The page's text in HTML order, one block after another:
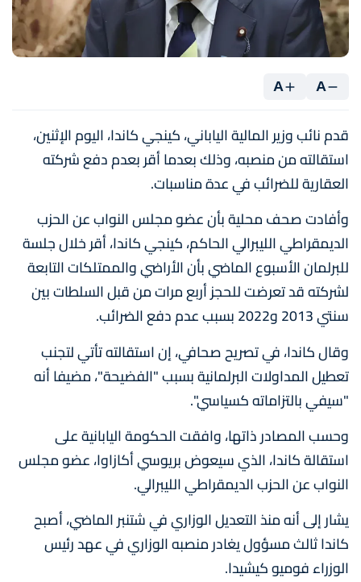
A
A
قدم نائب وزير المالية الياباني، كينجي كاندا، اليوم الإثنين،
استقالته من منصبه، وذلك بعدما أقر بعدم دفع شركته
العقارية للضرائب في عدة مناسبات.
وأفادت صحف محلية بأن عضو مجلس النواب عن الحزب
الديمقراطي الليبرالي الحاكم، كينجي كاندا، أقر خلال جلسة
للبرلمان الأسبوع الماضي بأن الأراضي والممتلكات التابعة
لشركته قد تعرضت للحجز أربع مرات من قبل السلطات بين
سنتي 2013 و2022 بسبب عدم دفع الضرائب.
وقال كاندا، في تصريح صحافي، إن استقالته تأتي لتجنب
تعطيل المداولات البرلمانية بسبب "الفضيحة"، مضيفا أنه
"سيفي بالتزاماته كسياسي".
وحسب المصادر ذاتها، وافقت الحكومة اليابانية على
استقالة كاندا، الذي سيعوض بريوسي أكازاوا، عضو مجلس
النواب عن الحزب الديمقراطي الليبرالي.
يشار إلى أنه منذ التعديل الوزاري في شتنبر الماضي، أصبح
كاندا ثالث مسؤول يغادر منصبه الوزاري في عهد رئيس
الوزراء فوميو كيشيدا.